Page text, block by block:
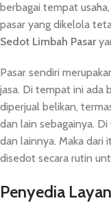
berbagai tempat
pasar yang dikelola
Sedot Limbah Pasar
Pasar sendiri
jasa. Di tempat ini ada
diperjual belikan,
dan lain sebagainya.
dan lainnya. Maka dari
disedot secara rutin
Penyedia